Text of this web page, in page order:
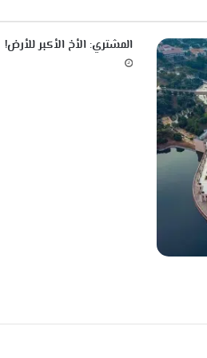
المشتري: الأخ الأكبر للأرض!